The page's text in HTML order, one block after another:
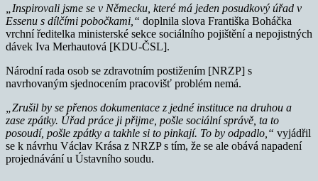
„Inspirovali jsme se v Německu, které má jeden posudkový úřad v
Essenu s dílčími pobočkami,“ doplnila slova Františka Boháčka
vrchní ředitelka ministerské sekce sociálního pojištění a nepojistných
dávek Iva Merhautová [KDU-ČSL].
Národní rada osob se zdravotním postižením [NRZP] s
navrhovaným sjednocením pracovišť problém nemá.
„Zrušil by se přenos dokumentace z jedné instituce na druhou a
zase zpátky. Úřad práce ji přijme, pošle sociální správě, ta to
posoudí, pošle zpátky a takhle si to pinkají. To by odpadlo,“ vyjádřil
se k návrhu Václav Krása z NRZP s tím, že se ale obává napadení
projednávání u Ústavního soudu.